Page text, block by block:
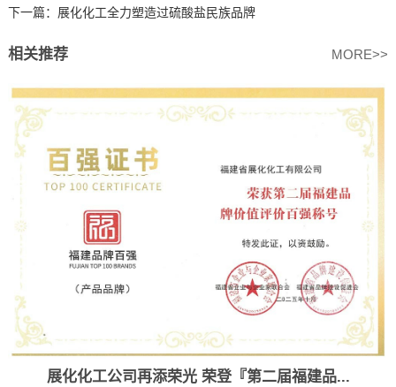
下一篇： 展化化工全力塑造过硫酸盐民族品牌
相关推荐 MORE>>
展化化工公司再添荣光 荣登『第二届福建品...